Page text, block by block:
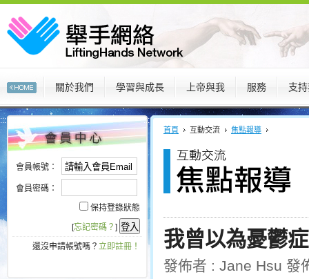
關於我們 學習與成長 上帝與我 服務 支
:::
會員帳號：
會員密碼：
保持登錄狀態
[忘記密碼？ ]
還沒申請帳號嗎？ 立即註冊！
:::
首頁 互動交流 焦點報導
我曾以為憂鬱
發佈者 : Jane Hsu 發